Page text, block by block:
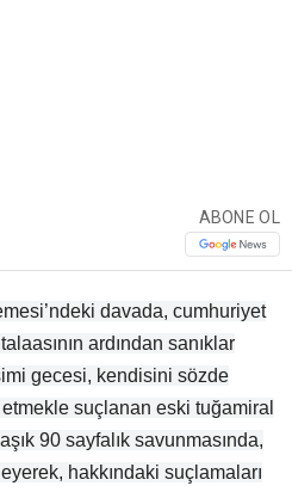
ABONE OL
davada, cumhuriyet
ardından sanıklar
gecesi, kendisini sözde
etmekle suçlanan eski tuğamiral
90 sayfalık savunmasında,
hakkındaki suçlamaları